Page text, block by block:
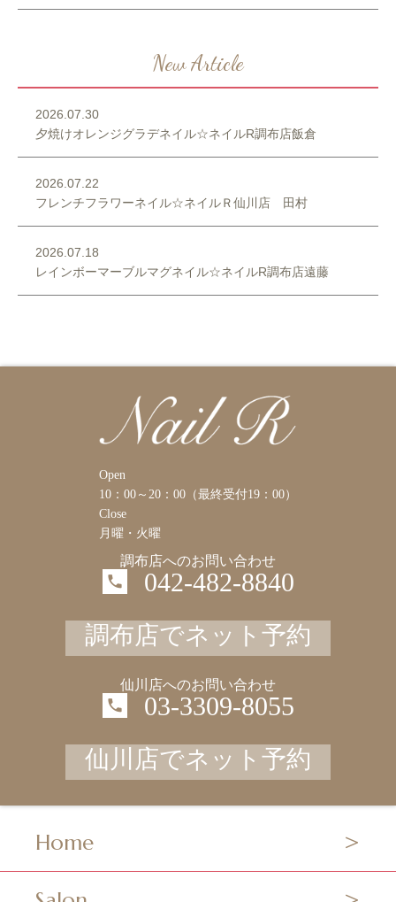
New Article
2026.07.30
夕焼けオレンジグラデネイル☆ネイルR調布店飯倉
2026.07.22
フレンチフラワーネイル☆ネイルＲ仙川店 田村
2026.07.18
レインボーマーブルマグネイル☆ネイルR調布店遠藤
Open
10：00～20：00（最終受付19：00）
Close
月曜・火曜
調布店へのお問い合わせ
042-482-8840
調布店でネット予約
仙川店へのお問い合わせ
03-3309-8055
仙川店でネット予約
Home